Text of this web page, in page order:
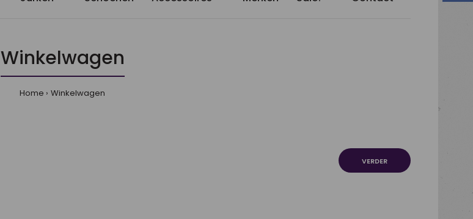
Winkelwagen
Home Winkelwagen
VERDER